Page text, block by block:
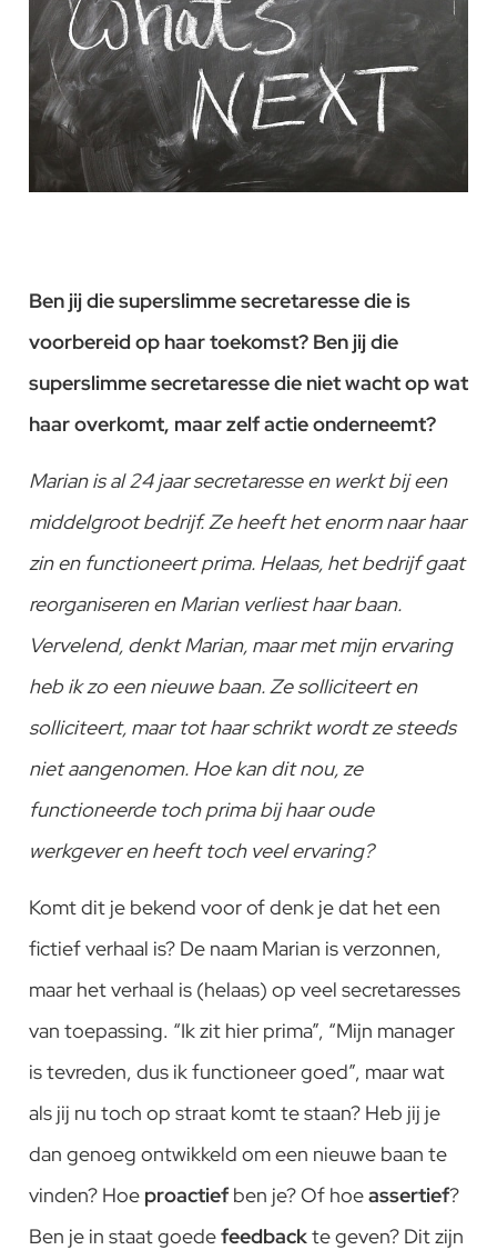
Ben jij die superslimme secretaresse die is
voorbereid op haar toekomst? Ben jij die
superslimme secretaresse die niet wacht op wat
haar overkomt, maar zelf actie onderneemt?
Marian is al 24 jaar secretaresse en werkt bij een
middelgroot bedrijf. Ze heeft het enorm naar haar
zin en functioneert prima. Helaas, het bedrijf gaat
reorganiseren en Marian verliest haar baan.
Vervelend, denkt Marian, maar met mijn ervaring
heb ik zo een nieuwe baan. Ze solliciteert en
solliciteert, maar tot haar schrikt wordt ze steeds
niet aangenomen. Hoe kan dit nou, ze
functioneerde toch prima bij haar oude
werkgever en heeft toch veel ervaring?
Komt dit je bekend voor of denk je dat het een
fictief verhaal is? De naam Marian is verzonnen,
maar het verhaal is (helaas) op veel secretaresses
van toepassing. “Ik zit hier prima”, “Mijn manager
is tevreden, dus ik functioneer goed”, maar wat
als jij nu toch op straat komt te staan? Heb jij je
dan genoeg ontwikkeld om een nieuwe baan te
vinden? Hoe proactiefben je? Of hoeassertief?
Ben je in staat goedefeedbackte geven? Dit zijn